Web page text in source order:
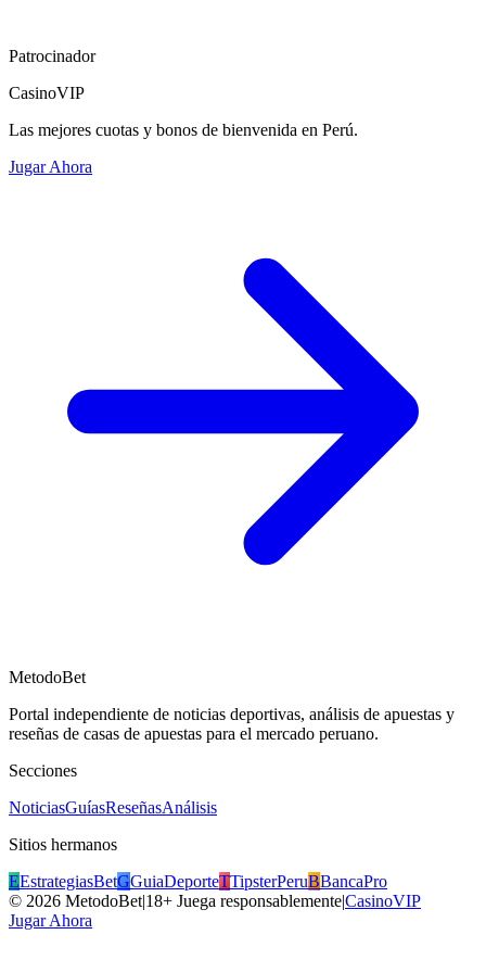
Patrocinador
CasinoVIP
Las mejores cuotas y bonos de bienvenida en Perú.
Jugar Ahora
MetodoBet
Portal independiente de noticias deportivas, análisis de apuestas y
reseñas de casas de apuestas para el mercado peruano.
Secciones
NoticiasGuíasReseñasAnálisis
Sitios hermanos
EEstrategiasBetGGuiaDeporteTTipsterPeruBBancaPro
© 2026 MetodoBet|18+ Juega responsablemente|CasinoVIP
Jugar Ahora